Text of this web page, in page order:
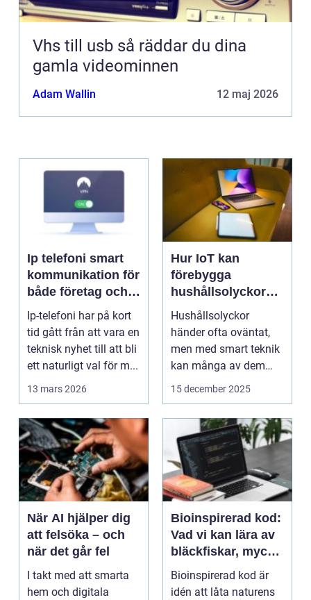
Vhs till usb så räddar du dina
gamla videominnen
Adam Wallin 12 maj 2026
Ip telefoni smart
kommunikation för
både företag och
privatpersoner
Ip-telefoni har på kort
tid gått från att vara en
teknisk nyhet till att bli
ett naturligt val för m...
13 mars 2026
Hur IoT kan
förebygga
hushållsolyckor
innan de inträffar
Hushållsolyckor
händer ofta oväntat,
men med smart teknik
kan många av dem
f&o...
15 december 2025
När AI hjälper dig
att felsöka – och
när det går fel
I takt med att smarta
hem och digitala
Bioinspirerad kod:
Vad vi kan lära av
bläckfiskar, mycel
och mossa när vi
bygger nya system
Bioinspirerad kod är
idén att låta naturens